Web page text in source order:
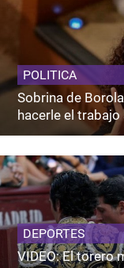
POLITICA
Sobrina de
hacerle el trabajo
DEPORTES
VIDEO: El torero